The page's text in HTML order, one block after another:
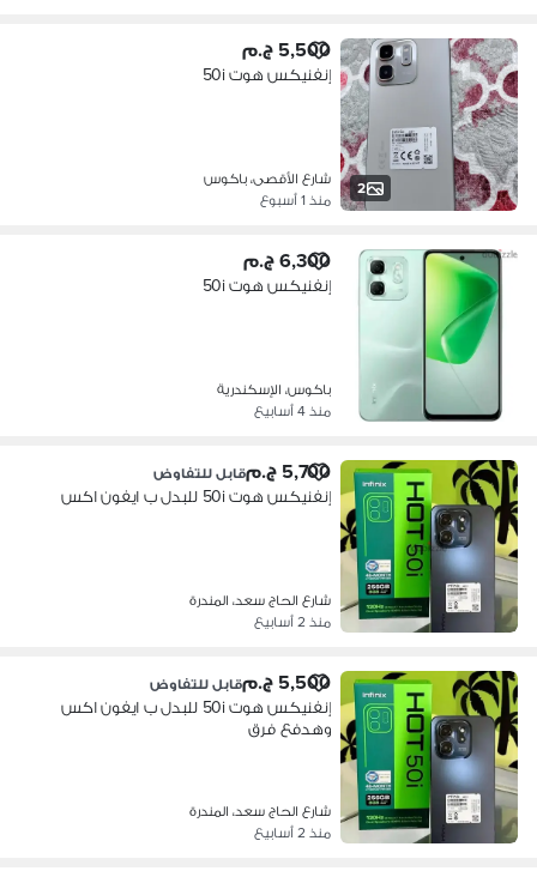
2
5,500 ج.م
إنفنيكس هوت 50i
شارع الأقصى، باكوس
منذ 1 أسبوع
6,300 ج.م
إنفنيكس هوت 50i
باكوس، الإسكندرية
منذ 4 أسابيع
5,700 ج.م قابل للتفاوض
إنفنيكس هوت 50i للبدل ب ايفون اكس
شارع الحاج سعد، المندرة
منذ 2 أسابيع
5,500 ج.م قابل للتفاوض
إنفنيكس هوت 50i للبدل ب ايفون اكس
وهدفع فرق
شارع الحاج سعد، المندرة
منذ 2 أسابيع